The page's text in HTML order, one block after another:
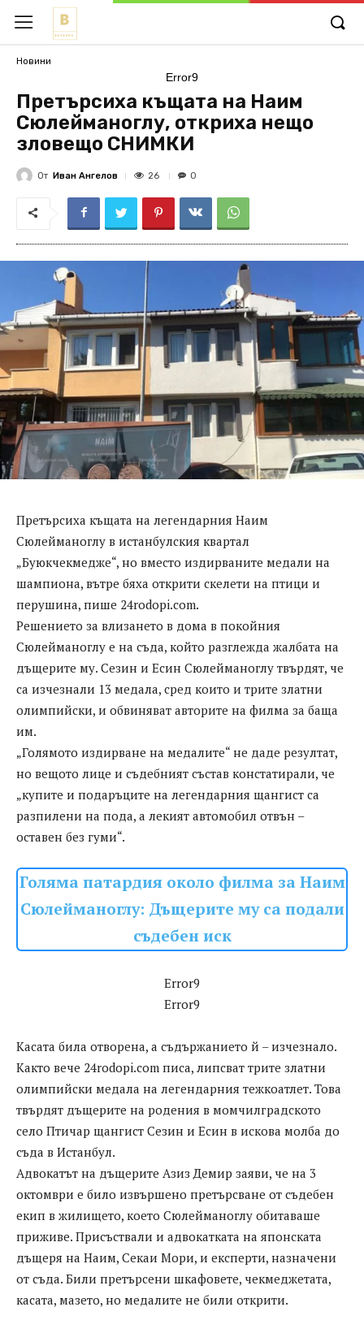
Новини
Error9
Претърсиха къщата на Наим
Сюлейманоглу, откриха нещо
зловещо СНИМКИ
От Иван Ангелов 26 0
Претърсиха къщата на легендарния Наим
Сюлейманоглу в истанбулския квартал
„Буюкчекмедже“, но вместо издирваните медали на
шампиона, вътре бяха открити скелети на птици и
перушина, пише 24rodopi.com.
Решението за влизането в дома в покойния
Сюлейманоглу е на съда, който разглежда жалбата на
дъщерите му. Сезин и Есин Сюлейманоглу твърдят, че
са изчезнали 13 медала, сред които и трите златни
олимпийски, и обвиняват авторите на филма за баща
им.
„Голямото издирване на медалите“ не даде резултат,
но вещото лице и съдебният състав констатирали, че
„купите и подаръците на легендарния щангист са
разпилени на пода, а лекият автомобил отвън –
оставен без гуми“.
Голяма патардия около филма за Наим
Сюлейманоглу: Дъщерите му са подали
съдебен иск
Error9
Error9
Касата била отворена, а съдържанието й – изчезнало.
Както вече 24rodopi.com писа, липсват трите златни
олимпийски медала на легендарния тежкоатлет. Това
твърдят дъщерите на родения в момчилградското
село Птичар щангист Сезин и Есин в искова молба до
съда в Истанбул.
Адвокатът на дъщерите Азиз Демир заяви, че на 3
октомври е било извършено претърсване от съдебен
екип в жилището, което Сюлейманоглу обитаваше
приживе. Присъствали и адвокатката на японската
дъщеря на Наим, Секаи Мори, и експерти, назначени
от съда. Били претърсени шкафовете, чекмеджетата,
касата, мазето, но медалите не били открити.